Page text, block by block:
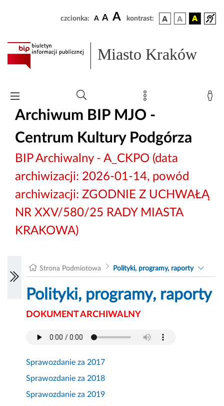
czcionka: A A A kontrast:
Miasto Kraków
Archiwum BIP MJO -
Centrum Kultury Podgórza
BIP Archiwalny - A_CKPO (data
archiwizacji: 2026-01-14, powód
archiwizacji: ZGODNIE Z UCHWAŁĄ
NR XXV/580/25 RADY MIASTA
KRAKOWA)
Strona Podmiotowa Polityki, programy, raporty
Polityki, programy, raporty
DOKUMENT ARCHIWALNY
Sprawozdanie za 2017
Sprawozdanie za 2018
Sprawozdanie za 2019